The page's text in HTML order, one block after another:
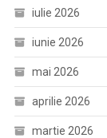
iulie 2026
iunie 2026
mai 2026
aprilie 2026
martie 2026